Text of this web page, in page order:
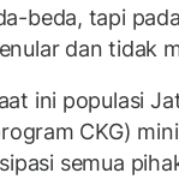
beda, tapi
dan tidak
ini populasi
CKG)
semua